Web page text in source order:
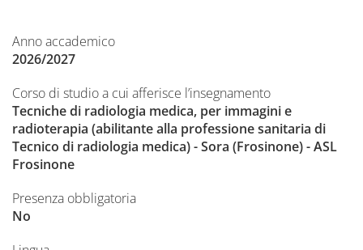
Anno accademico
2026/2027
Corso di studio a cui afferisce l’insegnamento
Tecniche di radiologia medica, per immagini e
radioterapia (abilitante alla professione sanitaria di
Tecnico di radiologia medica) - Sora (Frosinone) - ASL
Frosinone
Presenza obbligatoria
No